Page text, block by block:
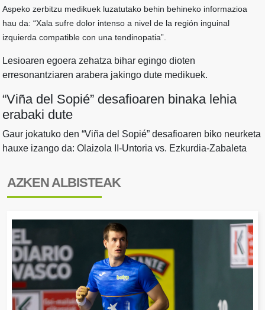
Aspeko zerbitzu medikuek luzatutako behin behineko informazioa
hau da: “Xala sufre dolor intenso a nivel de la región inguinal
izquierda compatible con una tendinopatia”.
Lesioaren egoera zehatza bihar egingo dioten
erresonantziaren arabera jakingo dute medikuek.
“Viña del Sopié” desafioaren binaka lehia
erabaki dute
Gaur jokatuko den “Viña del Sopié” desafioaren biko neurketa
hauxe izango da: Olaizola II-Untoria vs. Ezkurdia-Zabaleta
AZKEN ALBISTEAK